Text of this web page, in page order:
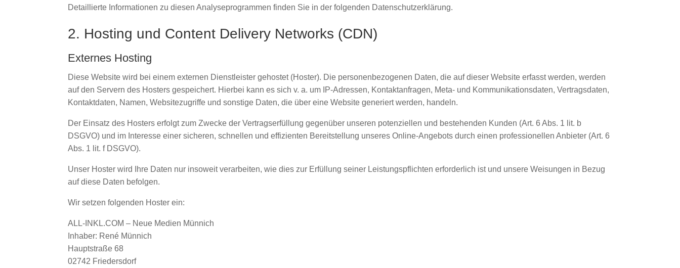
Detaillierte Informationen zu diesen Analyseprogrammen finden Sie in der folgenden Datenschutzerklärung.
2. Hosting und Content Delivery Networks (CDN)
Externes Hosting
Diese Website wird bei einem externen Dienstleister gehostet (Hoster). Die personenbezogenen Daten, die auf dieser Website erfasst werden, werden
auf den Servern des Hosters gespeichert. Hierbei kann es sich v. a. um IP-Adressen, Kontaktanfragen, Meta- und Kommunikationsdaten, Vertragsdaten,
Kontaktdaten, Namen, Websitezugriffe und sonstige Daten, die über eine Website generiert werden, handeln.
Der Einsatz des Hosters erfolgt zum Zwecke der Vertragserfüllung gegenüber unseren potenziellen und bestehenden Kunden (Art. 6 Abs. 1 lit. b
DSGVO) und im Interesse einer sicheren, schnellen und effizienten Bereitstellung unseres Online-Angebots durch einen professionellen Anbieter (Art. 6
Abs. 1 lit. f DSGVO).
Unser Hoster wird Ihre Daten nur insoweit verarbeiten, wie dies zur Erfüllung seiner Leistungspflichten erforderlich ist und unsere Weisungen in Bezug
auf diese Daten befolgen.
Wir setzen folgenden Hoster ein:
ALL-INKL.COM – Neue Medien Münnich
Inhaber: René Münnich
Hauptstraße 68
02742 Friedersdorf